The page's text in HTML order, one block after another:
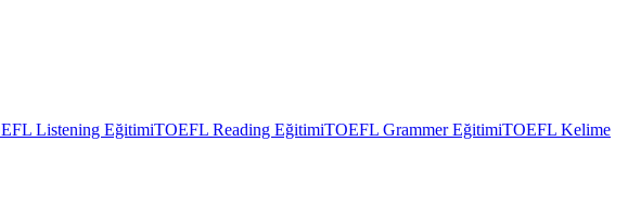
Listening EğitimiTOEFL Reading EğitimiTOEFL Grammer EğitimiTOEFL Kelime